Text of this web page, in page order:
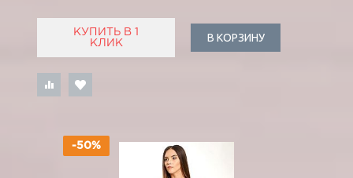
КУПИТЬ В 1
КЛИК
В КОРЗИНУ
-50%